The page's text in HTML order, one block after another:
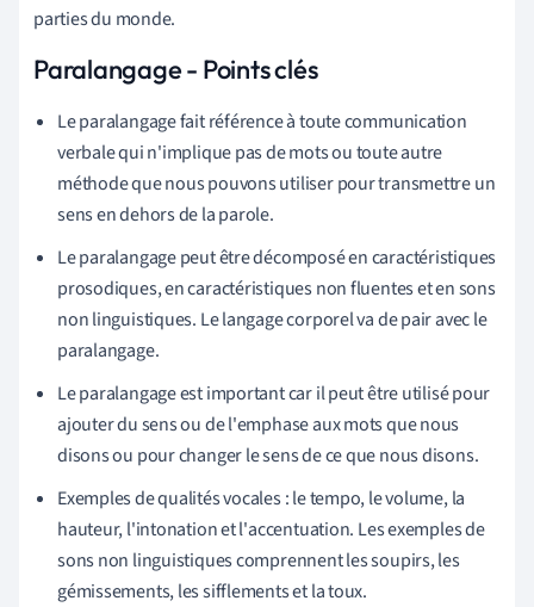
parties du monde.
Paralangage - Points clés
Le paralangage fait référence à toute communication
verbale qui n'implique pas de mots ou toute autre
méthode que nous pouvons utiliser pour transmettre un
sens en dehors de la parole.
Le paralangage peut être décomposé en caractéristiques
prosodiques, en caractéristiques non fluentes et en sons
non linguistiques. Le langage corporel va de pair avec le
paralangage.
Le paralangage est important car il peut être utilisé pour
ajouter du sens ou de l'emphase aux mots que nous
disons ou pour changer le sens de ce que nous disons.
Exemples de qualités vocales : le tempo, le volume, la
hauteur, l'intonation et l'accentuation. Les exemples de
sons non linguistiques comprennent les soupirs, les
gémissements, les sifflements et la toux.